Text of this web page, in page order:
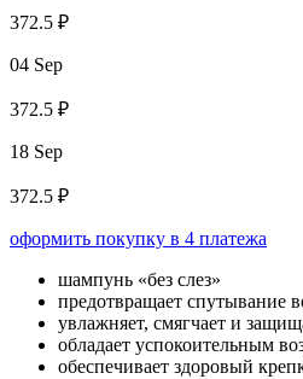
372.5 ₽
04 Sep
372.5 ₽
18 Sep
372.5 ₽
оформить покупку в 4 платежа
шампунь «без слез»
предотвращает спутывание
увлажняет, смягчает и
обладает успокоительным
обеспечивает здоровый